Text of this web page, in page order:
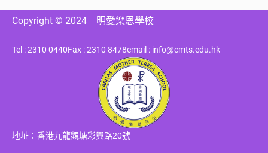
Copyright © 2024 明愛樂恩學校
Tel : 2310 0440Fax : 2310 8478email : info@cmts.edu.hk
地址：香港九龍觀塘彩興路20號